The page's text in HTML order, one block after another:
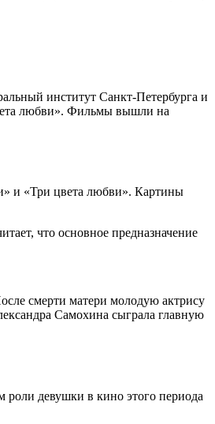
институт Санкт-Петербурга и
любви». Фильмы вышли на
и «Три цвета любви». Картины
что основное предназначение
смерти матери молодую актрису
Самохина сыграла главную
роли девушки в кино этого периода